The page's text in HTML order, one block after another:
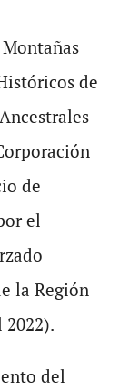
de
de
el
la Región
2022).
del